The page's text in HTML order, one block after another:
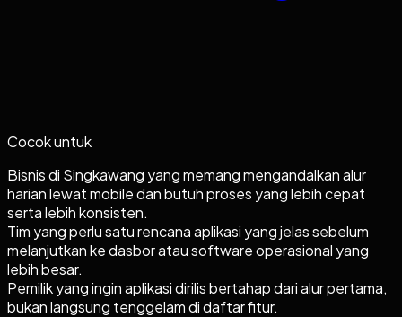
Cocok untuk
Bisnis di Singkawang yang memang mengandalkan alur
harian lewat mobile dan butuh proses yang lebih cepat
serta lebih konsisten.
Tim yang perlu satu rencana aplikasi yang jelas sebelum
melanjutkan ke dasbor atau software operasional yang
lebih besar.
Pemilik yang ingin aplikasi dirilis bertahap dari alur pertama,
bukan langsung tenggelam di daftar fitur.